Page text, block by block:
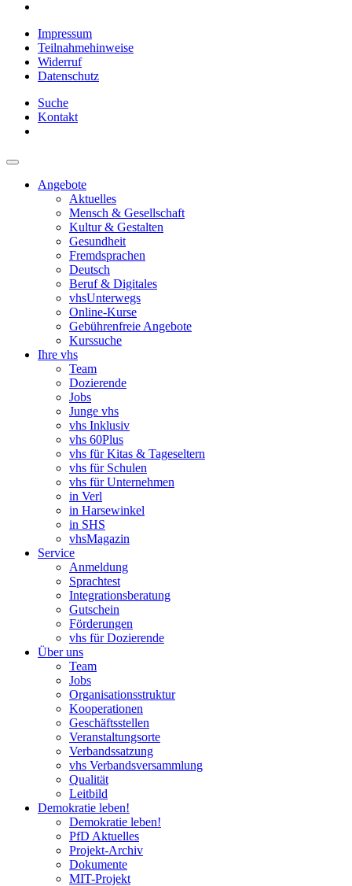
Impressum
Teilnahmehinweise
Widerruf
Datenschutz
Suche
Kontakt
Angebote
Aktuelles
Mensch & Gesellschaft
Kultur & Gestalten
Gesundheit
Fremdsprachen
Deutsch
Beruf & Digitales
vhsUnterwegs
Online-Kurse
Gebührenfreie Angebote
Kurssuche
Ihre vhs
Team
Dozierende
Jobs
Junge vhs
vhs Inklusiv
vhs 60Plus
vhs für Kitas & Tageseltern
vhs für Schulen
vhs für Unternehmen
in Verl
in Harsewinkel
in SHS
vhsMagazin
Service
Anmeldung
Sprachtest
Integrationsberatung
Gutschein
Förderungen
vhs für Dozierende
Über uns
Team
Jobs
Organisationsstruktur
Kooperationen
Geschäftsstellen
Veranstaltungsorte
Verbandssatzung
vhs Verbandsversammlung
Qualität
Leitbild
Demokratie leben!
Demokratie leben!
PfD Aktuelles
Projekt-Archiv
Dokumente
MIT-Projekt